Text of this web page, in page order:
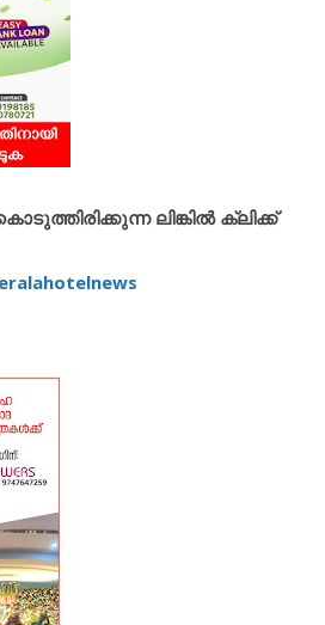
ലിങ്കിൽ ക്ലിക്ക്